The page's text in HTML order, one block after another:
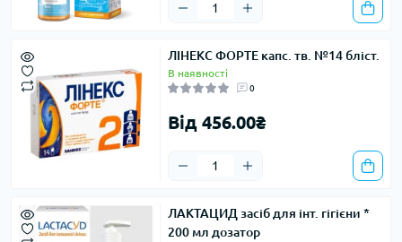
ЛІНЕКС ФОРТЕ капс. тв. №14 бліст.
В наявності
0
Від 456.00₴
ЛАКТАЦИД засіб для інт. гігієни *
200 мл дозатор